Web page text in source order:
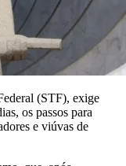
(STF), exige
os passos para
e viúvas de